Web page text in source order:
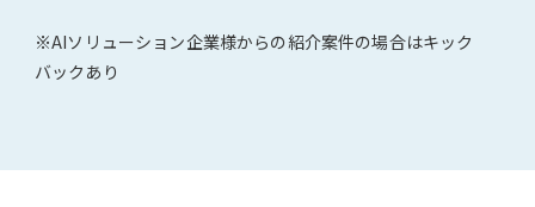
※AIソリューション企業様からの紹介案件の場合はキック
バックあり